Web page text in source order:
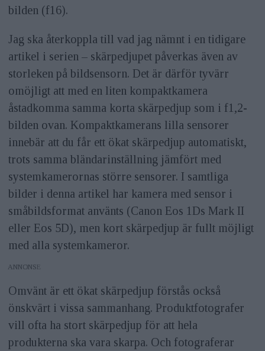
bilden (f16).
Jag ska återkoppla till vad jag nämnt i en tidigare
artikel i serien – skärpedjupet påverkas även av
storleken på bildsensorn. Det är därför tyvärr
omöjligt att med en liten kompaktkamera
åstadkomma samma korta skärpedjup som i f1,2-
bilden ovan. Kompaktkamerans lilla sensorer
innebär att du får ett ökat skärpedjup automatiskt,
trots samma bländarinställning jämfört med
systemkamerornas större sensorer. I samtliga
bilder i denna artikel har kamera med sensor i
småbildsformat använts (Canon Eos 1Ds Mark II
eller Eos 5D), men kort skärpedjup är fullt möjligt
med alla systemkameror.
ANNONS
Omvänt är ett ökat skärpedjup förstås också
önskvärt i vissa sammanhang. Produktfotografer
vill ofta ha stort skärpedjup för att hela
produkterna ska vara skarpa. Och fotograferar